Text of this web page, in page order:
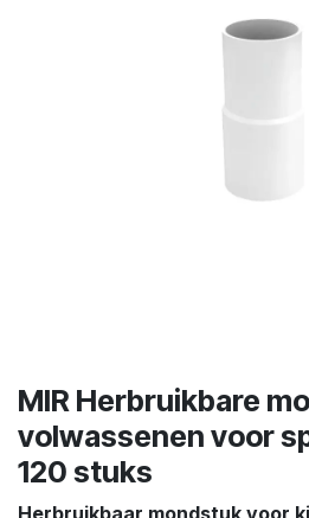
MIR Herbruikbare
volwassenen voor
120 stuks
Herbruikbaar mondstuk voor